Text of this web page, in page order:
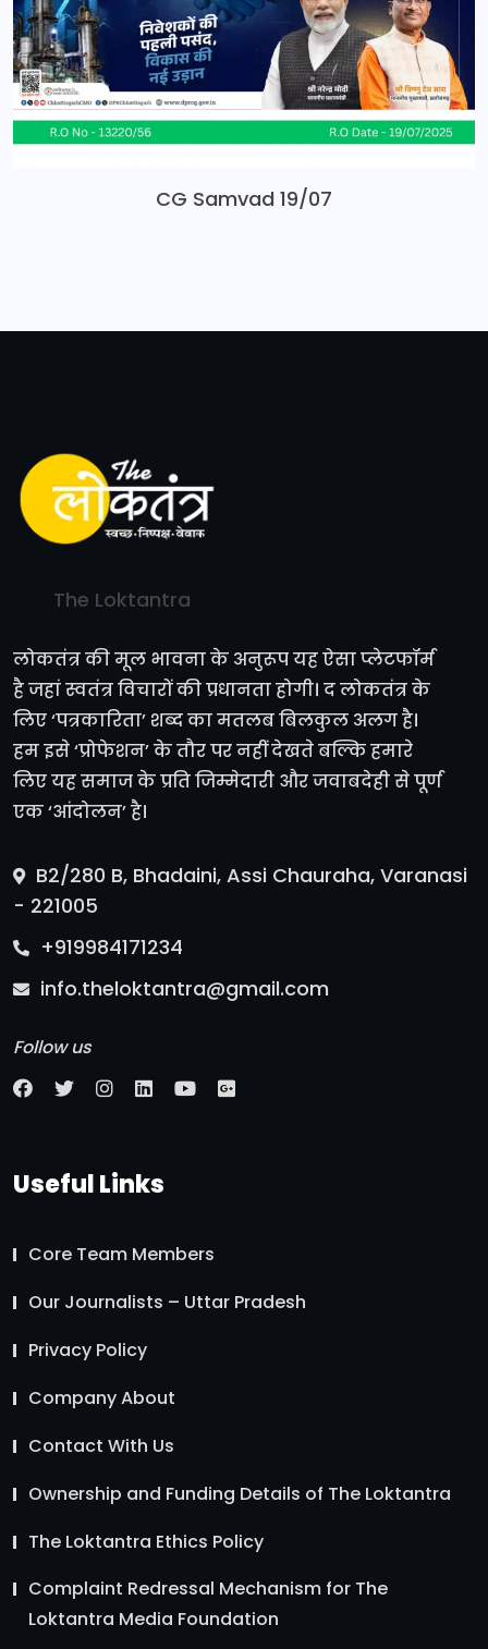
CG Samvad 19/07
The Loktantra
लोकतंत्र की मूल भावना के अनुरूप यह ऐसा प्लेटफॉर्म
है जहां स्वतंत्र विचारों की प्रधानता होगी। द लोकतंत्र के
लिए ‘पत्रकारिता’ शब्द का मतलब बिलकुल अलग है।
हम इसे ‘प्रोफेशन’ के तौर पर नहीं देखते बल्कि हमारे
लिए यह समाज के प्रति जिम्मेदारी और जवाबदेही से पूर्ण
एक ‘आंदोलन’ है।
B2/280 B, Bhadaini, Assi Chauraha, Varanasi
- 221005
+919984171234
info.theloktantra@gmail.com
Follow us
Useful Links
Core Team Members
Our Journalists – Uttar Pradesh
Privacy Policy
Company About
Contact With Us
Ownership and Funding Details of The Loktantra
The Loktantra Ethics Policy
Complaint Redressal Mechanism for The
Loktantra Media Foundation